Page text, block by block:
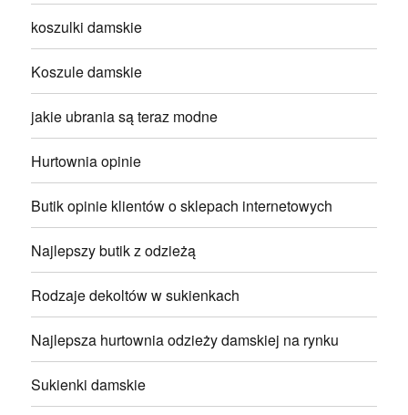
koszulki damskie
Koszule damskie
jakie ubrania są teraz modne
Hurtownia opinie
Butik opinie klientów o sklepach internetowych
Najlepszy butik z odzieżą
Rodzaje dekoltów w sukienkach
Najlepsza hurtownia odzieży damskiej na rynku
Sukienki damskie